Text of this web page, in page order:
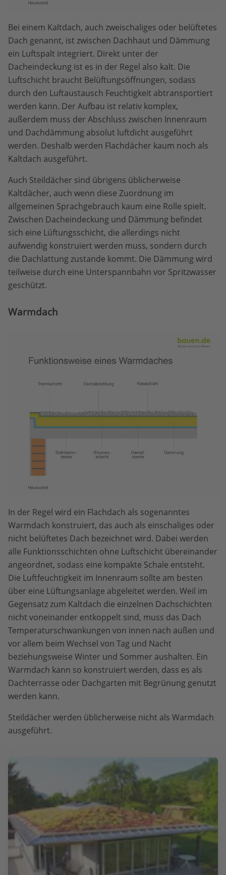
Bei einem Kaltdach, auch zweischaliges oder belüftetes
Dach genannt, ist zwischen Dachhaut und Dämmung
ein Luftspalt integriert. Direkt unter der
Dacheindeckung ist es in der Regel also kalt. Die
Luftschicht braucht Belüftungsöffnungen, sodass
durch den Luftaustausch Feuchtigkeit abtransportiert
werden kann. Der Aufbau ist relativ komplex,
außerdem muss der Abschluss zwischen Innenraum
und Dachdämmung absolut luftdicht ausgeführt
werden. Deshalb werden Flachdächer kaum noch als
Kaltdach ausgeführt.
Auch Steildächer sind übrigens üblicherweise
Kaltdächer, auch wenn diese Zuordnung im
allgemeinen Sprachgebrauch kaum eine Rolle spielt.
Zwischen Dacheindeckung und Dämmung befindet
sich eine Lüftungsschicht, die allerdings nicht
aufwendig konstruiert werden muss, sondern durch
die Dachlattung zustande kommt. Die Dämmung wird
teilweise durch eine Unterspannbahn vor Spritzwasser
geschützt.
Warmdach
In der Regel wird ein Flachdach als sogenanntes
Warmdach konstruiert, das auch als einschaliges oder
nicht belüftetes Dach bezeichnet wird. Dabei werden
alle Funktionsschichten ohne Luftschicht übereinander
angeordnet, sodass eine kompakte Schale entsteht.
Die Luftfeuchtigkeit im Innenraum sollte am besten
über eine Lüftungsanlage abgeleitet werden. Weil im
Gegensatz zum Kaltdach die einzelnen Dachschichten
nicht voneinander entkoppelt sind, muss das Dach
Temperaturschwankungen von innen nach außen und
vor allem beim Wechsel von Tag und Nacht
beziehungsweise Winter und Sommer aushalten. Ein
Warmdach kann so konstruiert werden, dass es als
Dachterrasse oder Dachgarten mit Begrünung genutzt
werden kann.
Steildächer werden üblicherweise nicht als Warmdach
ausgeführt.